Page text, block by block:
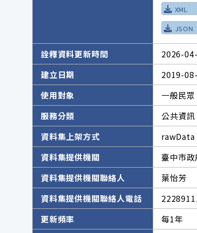
XML
JSON
詮釋資料更新時間
2026-
建立日期
2019-
使用對象
一般民眾
服務分類
公共資訊
資料集上架方式
rawData
資料集提供機關
臺中市
資料集提供機關聯絡人
葉怡芳
資料集提供機關聯絡人電話
更新頻率
每1年